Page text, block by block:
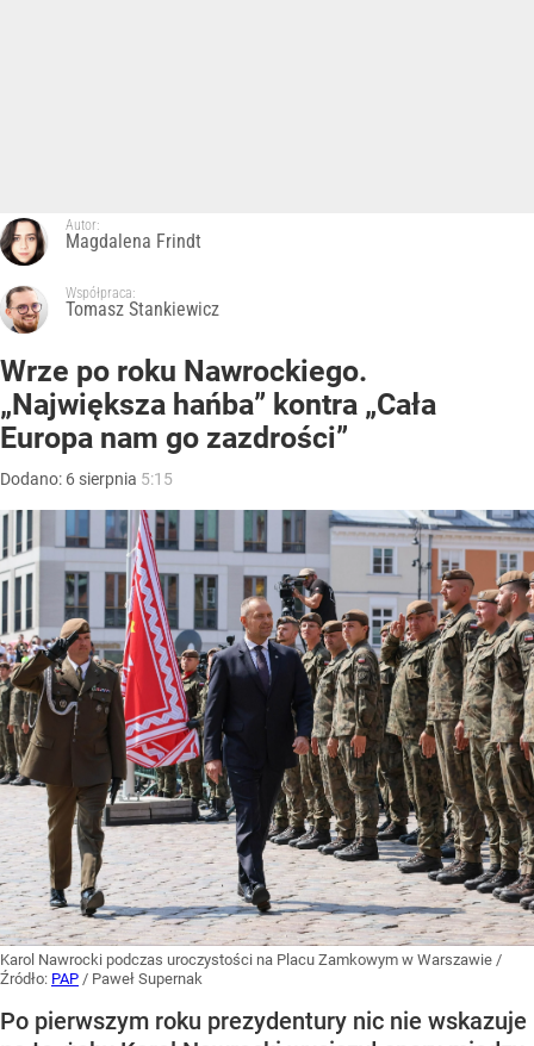
Autor:
Magdalena Frindt
Współpraca:
Tomasz Stankiewicz
Wrze po roku Nawrockiego.
„Największa hańba” kontra „Cała
Europa nam go zazdrości”
Dodano: 6 sierpnia 5:15
Karol Nawrocki podczas uroczystości na Placu Zamkowym w Warszawie /
Źródło: PAP / Paweł Supernak
Po pierwszym roku prezydentury nic nie wskazuje